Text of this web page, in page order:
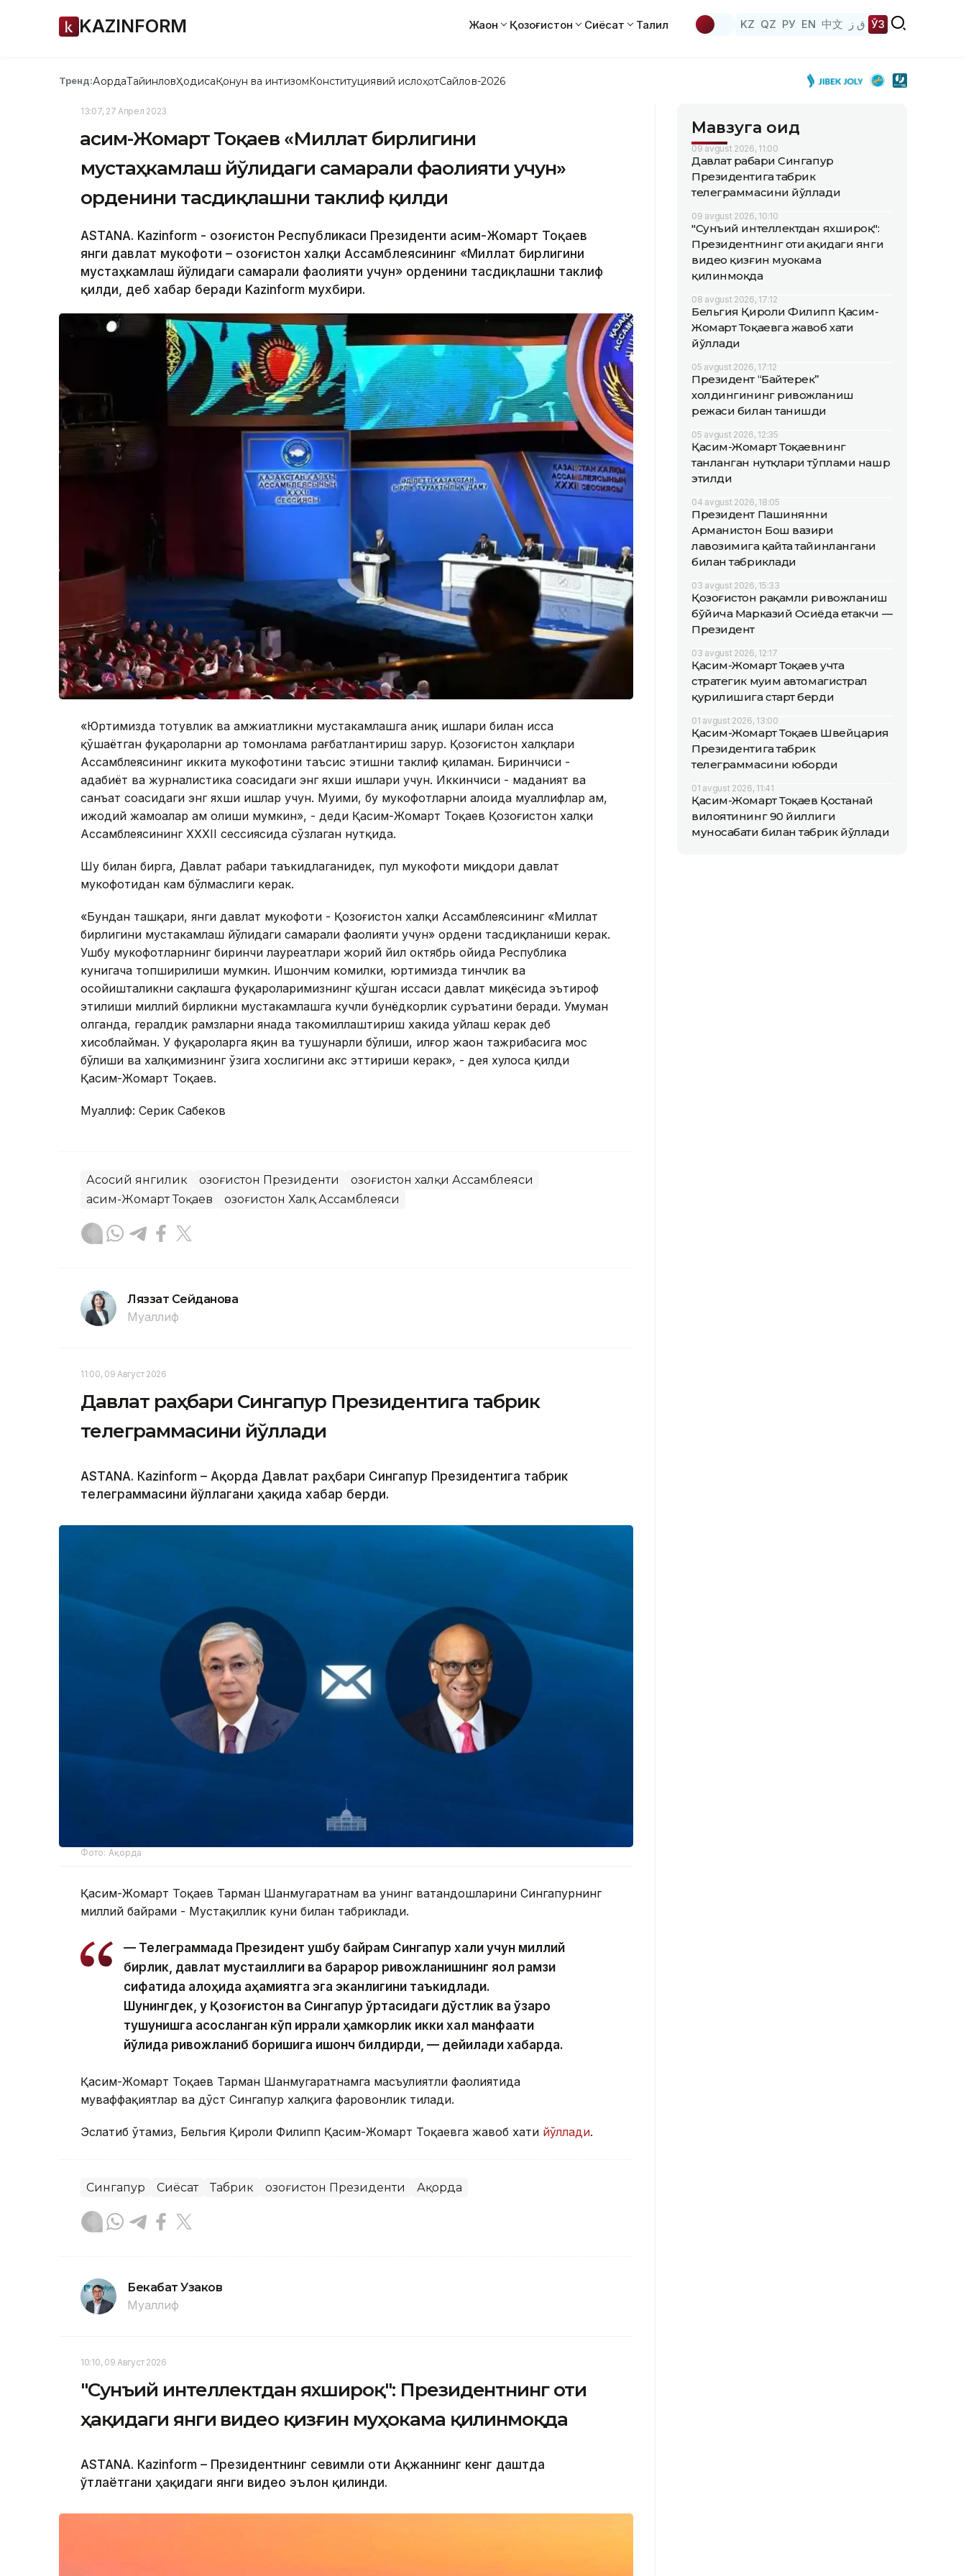
KAZINFORM Жаҳон Қозоғистон Сиёсат Таҳлил KZ QZ РУ EN 中文 ق ز ЎЗ
Тренд:АқордаТайинловҲодисаҚонун ва интизомКонституциявий ислоҳотСайлов-2026
13:07, 27 Апрел 2023
Қасим-Жомарт Тоқаев «Миллат бирлигини
мустаҳкамлаш йўлидаги самарали фаолияти учун»
орденини тасдиқлашни таклиф қилди
ASTANA. Kazinform - Қозоғистон Республикаси Президенти Қасим-Жомарт Тоқаев
янги давлат мукофоти – Қозоғистон халқи Ассамблеясининг «Миллат бирлигини
мустаҳкамлаш йўлидаги самарали фаолияти учун» орденини тасдиқлашни таклиф
қилди, деб хабар беради Kazinform мухбири.
«Юртимизда тотувлик ва ҳамжиҳатликни мустаҳкамлашга аниқ ишлари билан ҳисса
қўшаётган фуқароларни ҳар томонлама рағбатлантириш зарур. Қозоғистон халқлари
Ассамблеясининг иккита мукофотини таъсис этишни таклиф қиламан. Биринчиси -
адабиёт ва журналистика соҳасидаги энг яхши ишлари учун. Иккинчиси - маданият ва
санъат соҳасидаги энг яхши ишлар учун. Муҳими, бу мукофотларни алоҳида муаллифлар ҳам,
ижодий жамоалар ҳам олиши мумкин», - деди Қасим-Жомарт Тоқаев Қозоғистон халқи
Ассамблеясининг XXXII сессиясида сўзлаган нутқида.
Шу билан бирга, Давлат раҳбари таъкидлаганидек, пул мукофоти миқдори давлат
мукофотидан кам бўлмаслиги керак.
«Бундан ташқари, янги давлат мукофоти - Қозоғистон халқи Ассамблеясининг «Миллат
бирлигини мустаҳкамлаш йўлидаги самарали фаолияти учун» ордени тасдиқланиши керак.
Ушбу мукофотларнинг биринчи лауреатлари жорий йил октябрь ойида Республика
кунигача топширилиши мумкин. Ишончим комилки, юртимизда тинчлик ва
осойишталикни сақлашга фуқароларимизнинг қўшган ҳиссаси давлат миқёсида эътироф
этилиши миллий бирликни мустаҳкамлашга кучли бунёдкорлик суръатини беради. Умуман
олганда, гералдик рамзларни янада такомиллаштириш хакида уйлаш керак деб
хисоблайман. У фуқароларга яқин ва тушунарли бўлиши, илғор жаҳон тажрибасига мос
бўлиши ва халқимизнинг ўзига хослигини акс эттириши керак», - дея хулоса қилди
Қасим-Жомарт Тоқаев.
Муаллиф: Серик Сабеков
Асосий янгилик Қозоғистон Президенти
Қозоғистон халқи Ассамблеяси
Қасим-Жомарт Тоқаев
Қозоғистон Халқ Ассамблеяси
Ляззат Сейданова
Муаллиф
11:00, 09 Август 2026
Давлат раҳбари Сингапур Президентига табрик
телеграммасини йўллади
ASTANА. Кazinform – Ақорда Давлат раҳбари Сингапур Президентига табрик
телеграммасини йўллагани ҳақида хабар берди.
Фото: Ақорда
Қасим-Жомарт Тоқаев Тарман Шанмугаратнам ва унинг ватандошларини Сингапурнинг
миллий байрами - Мустақиллик куни билан табриклади.
— Телеграммада Президент ушбу байрам Сингапур халқи учун миллий
бирлик, давлат мустақиллиги ва барқарор ривожланишнинг яққол рамзи
сифатида алоҳида аҳамиятга эга эканлигини таъкидлади.
Шунингдек, у Қозоғистон ва Сингапур ўртасидаги дўстлик ва ўзаро
тушунишга асосланган кўп қиррали ҳамкорлик икки халқ манфаати
йўлида ривожланиб боришига ишонч билдирди, — дейилади хабарда.
Қасим-Жомарт Тоқаев Тарман Шанмугаратнамга масъулиятли фаолиятида
муваффақиятлар ва дўст Сингапур халқига фаровонлик тилади.
Эслатиб ўтамиз, Бельгия Қироли Филипп Қасим-Жомарт Тоқаевга жавоб хати йўллади.
Сингапур Сиёсат Табрик Қозоғистон Президенти Ақорда
Бекабат Узаков
Муаллиф
10:10, 09 Август 2026
"Сунъий интеллектдан яхшироқ": Президентнинг оти
ҳақидаги янги видео қизғин муҳокама қилинмоқда
ASTANА. Кazinform – Президентнинг севимли оти Ақжаннинг кенг даштда
ўтлаётгани ҳақидаги янги видео эълон қилинди.
Мавзуга оид
09 avgust 2026, 11:00
Давлат раҳбари Сингапур
Президентига табрик
телеграммасини йўллади
09 avgust 2026, 10:10
"Сунъий интеллектдан яхшироқ":
Президентнинг оти ҳақидаги янги
видео қизғин муҳокама
қилинмоқда
08 avgust 2026, 17:12
Бельгия Қироли Филипп Қасим-
Жомарт Тоқаевга жавоб хати
йўллади
05 avgust 2026, 17:12
Президент “Байтерек”
холдингининг ривожланиш
режаси билан танишди
05 avgust 2026, 12:35
Қасим-Жомарт Тоқаевнинг
танланган нутқлари тўплами нашр
этилди
04 avgust 2026, 18:05
Президент Пашинянни
Арманистон Бош вазири
лавозимига қайта тайинлангани
билан табриклади
03 avgust 2026, 15:33
Қозоғистон рақамли ривожланиш
бўйича Марказий Осиёда етакчи —
Президент
03 avgust 2026, 12:17
Қасим-Жомарт Тоқаев учта
стратегик муҳим автомагистрал
қурилишига старт берди
01 avgust 2026, 13:00
Қасим-Жомарт Тоқаев Швейцария
Президентига табрик
телеграммасини юборди
01 avgust 2026, 11:41
Қасим-Жомарт Тоқаев Қостанай
вилоятининг 90 йиллиги
муносабати билан табрик йўллади